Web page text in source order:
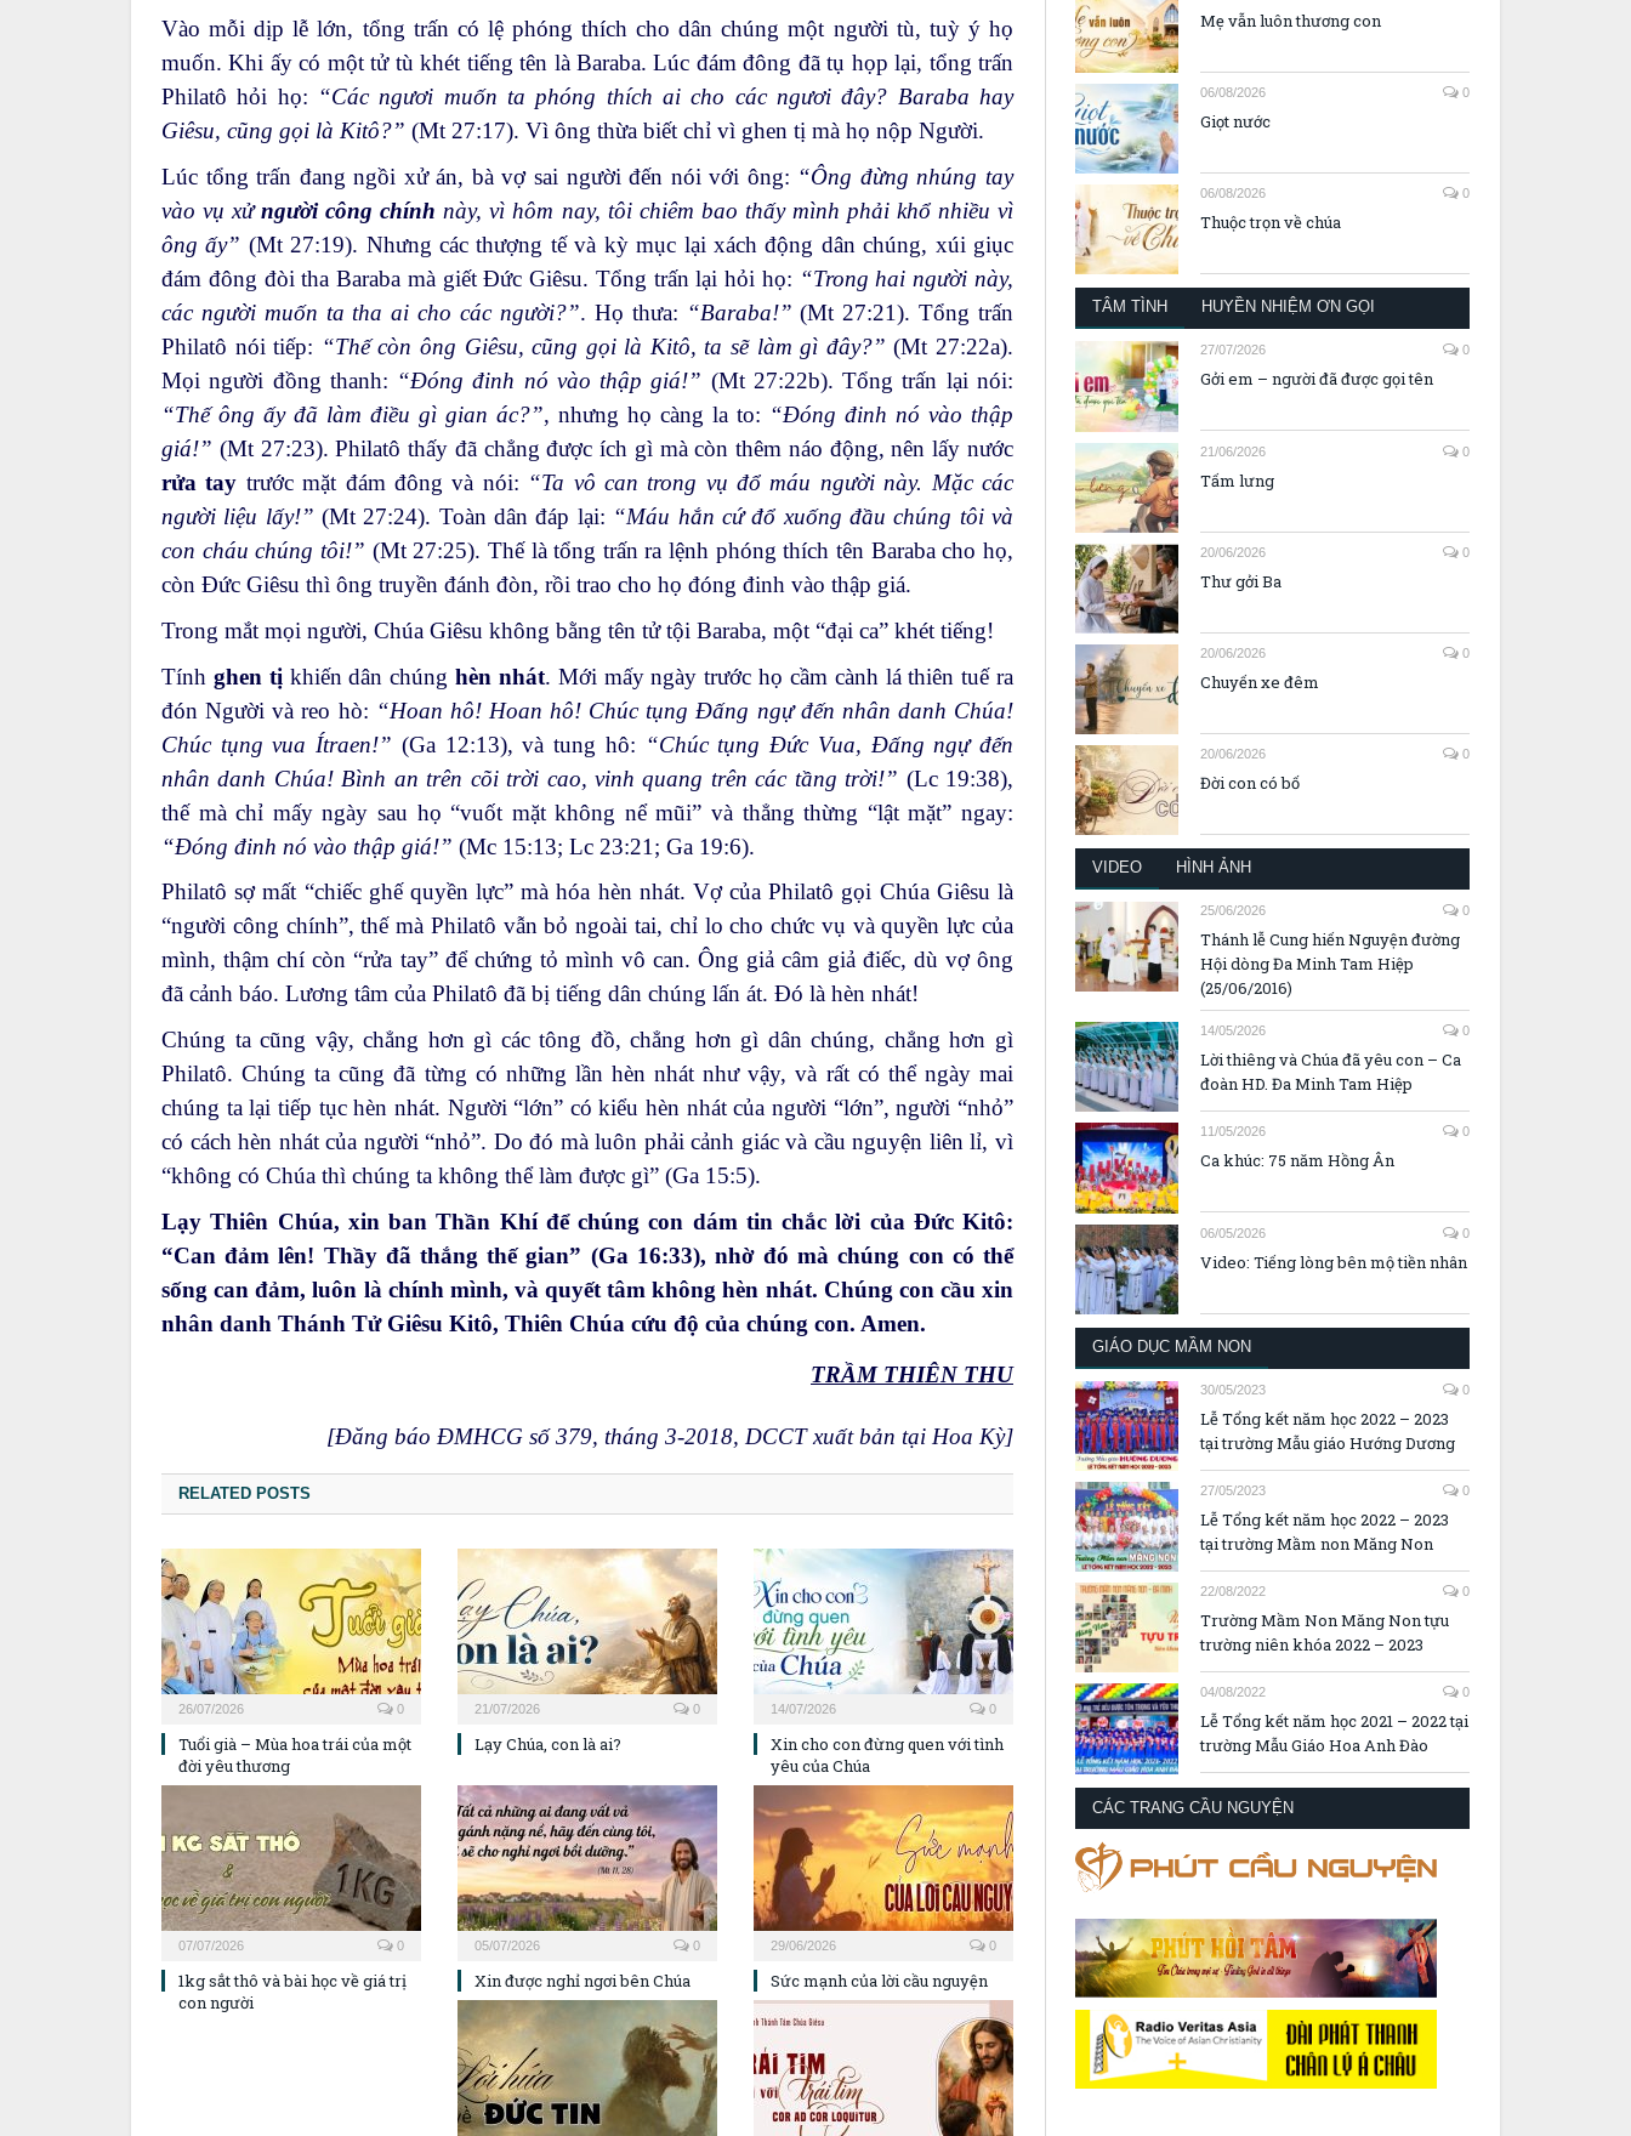
Vào mỗi dịp lễ lớn, tổng trấn có lệ phóng thích cho dân chúng một người tù, tuỳ ý họ
muốn. Khi ấy có một tử tù khét tiếng tên là Baraba. Lúc đám đông đã tụ họp lại, tổng trấn
Philatô hỏi họ: “Các ngươi muốn ta phóng thích ai cho các ngươi đây? Baraba hay
Giêsu, cũng gọi là Kitô?” (Mt 27:17). Vì ông thừa biết chỉ vì ghen tị mà họ nộp Người.
Lúc tổng trấn đang ngồi xử án, bà vợ sai người đến nói với ông: “Ông đừng nhúng tay
vào vụ xửngười công chính này, vì hôm nay, tôi chiêm bao thấy mình phải khổ nhiều vì
ông ấy” (Mt 27:19). Nhưng các thượng tế và kỳ mục lại xách động dân chúng, xúi giục
đám đông đòi tha Baraba mà giết Đức Giêsu. Tổng trấn lại hỏi họ: “Trong hai người này,
các người muốn ta tha ai cho các người?”. Họ thưa: “Baraba!”(Mt 27:21). Tổng trấn
Philatô nói tiếp: “Thế còn ông Giêsu, cũng gọi là Kitô, ta sẽ làm gì đây?”(Mt 27:22a).
Mọi người đồng thanh: “Đóng đinh nó vào thập giá!” (Mt 27:22b). Tổng trấn lại nói:
“Thế ông ấy đã làm điều gì gian ác?”, nhưng họ càng la to: “Đóng đinh nó vào thập
giá!” (Mt 27:23). Philatô thấy đã chẳng được ích gì mà còn thêm náo động, nên lấy nước
rửa tay trước mặt đám đông và nói: “Ta vô can trong vụ đổ máu người này. Mặc các
người liệu lấy!”(Mt 27:24). Toàn dân đáp lại: “Máu hắn cứ đổ xuống đầu chúng tôi và
con cháu chúng tôi!” (Mt 27:25). Thế là tổng trấn ra lệnh phóng thích tên Baraba cho họ,
còn Đức Giêsu thì ông truyền đánh đòn, rồi trao cho họ đóng đinh vào thập giá.
Trong mắt mọi người, Chúa Giêsu không bằng tên tử tội Baraba, một “đại ca” khét tiếng!
Tính ghen tị khiến dân chúnghèn nhát. Mới mấy ngày trước họ cầm cành lá thiên tuế ra
đón Người và reo hò: “Hoan hô! Hoan hô! Chúc tụng Đấng ngự đến nhân danh Chúa!
Chúc tụng vua Ítraen!” (Ga 12:13), và tung hô: “Chúc tụng Đức Vua, Đấng ngự đến
nhân danh Chúa! Bình an trên cõi trời cao, vinh quang trên các tầng trời!” (Lc 19:38),
thế mà chỉ mấy ngày sau họ “vuốt mặt không nể mũi” và thẳng thừng “lật mặt” ngay:
“Đóng đinh nó vào thập giá!” (Mc 15:13; Lc 23:21; Ga 19:6).
Philatô sợ mất “chiếc ghế quyền lực” mà hóa hèn nhát. Vợ của Philatô gọi Chúa Giêsu là
“người công chính”, thế mà Philatô vẫn bỏ ngoài tai, chỉ lo cho chức vụ và quyền lực của
mình, thậm chí còn “rửa tay” để chứng tỏ mình vô can. Ông giả câm giả điếc, dù vợ ông
đã cảnh báo. Lương tâm của Philatô đã bị tiếng dân chúng lấn át. Đó là hèn nhát!
Chúng ta cũng vậy, chẳng hơn gì các tông đồ, chẳng hơn gì dân chúng, chẳng hơn gì
Philatô. Chúng ta cũng đã từng có những lần hèn nhát như vậy, và rất có thể ngày mai
chúng ta lại tiếp tục hèn nhát. Người “lớn” có kiểu hèn nhát của người “lớn”, người “nhỏ”
có cách hèn nhát của người “nhỏ”. Do đó mà luôn phải cảnh giác và cầu nguyện liên lỉ, vì
“không có Chúa thì chúng ta không thể làm được gì” (Ga 15:5).
Lạy Thiên Chúa, xin ban Thần Khí để chúng con dám tin chắc lời của Đức Kitô:
“Can đảm lên! Thầy đã thắng thế gian” (Ga 16:33), nhờ đó mà chúng con có thể
sống can đảm, luôn là chính mình, và quyết tâm không hèn nhát. Chúng con cầu xin
nhân danh Thánh Tử Giêsu Kitô, Thiên Chúa cứu độ của chúng con. Amen.
TRẦM THIÊN THU
[Đăng báo ĐMHCG số 379, tháng 3-2018, DCCT xuất bản tại Hoa Kỳ]
RELATED POSTS
26/07/2026 0
Tuổi già – Mùa hoa trái của một
đời yêu thương
21/07/2026 0
Lạy Chúa, con là ai?
14/07/2026 0
Xin cho con đừng quen với tình
yêu của Chúa
07/07/2026 0
1kg sắt thô và bài học về giá trị
con người
05/07/2026 0
Xin được nghỉ ngơi bên Chúa
29/06/2026 0
Sức mạnh của lời cầu nguyện
Mẹ vẫn luôn thương con
06/08/2026 0
Giọt nước
06/08/2026 0
Thuộc trọn về chúa
TÂM TÌNH HUYỀN NHIỆM ƠN GỌI
27/07/2026 0
Gởi em – người đã được gọi tên
21/06/2026 0
Tấm lưng
20/06/2026 0
Thư gởi Ba
20/06/2026 0
Chuyến xe đêm
20/06/2026 0
Đời con có bố
VIDEO HÌNH ẢNH
25/06/2026 0
Thánh lễ Cung hiến Nguyện đường
Hội dòng Đa Minh Tam Hiệp
(25/06/2016)
14/05/2026 0
Lời thiêng và Chúa đã yêu con – Ca
đoàn HD. Đa Minh Tam Hiệp
11/05/2026 0
Ca khúc: 75 năm Hồng Ân
06/05/2026 0
Video: Tiếng lòng bên mộ tiền nhân
GIÁO DỤC MẦM NON
30/05/2023 0
Lễ Tổng kết năm học 2022 – 2023
tại trường Mẫu giáo Hướng Dương
27/05/2023 0
Lễ Tổng kết năm học 2022 – 2023
tại trường Mầm non Măng Non
22/08/2022 0
Trường Mầm Non Măng Non tựu
trường niên khóa 2022 – 2023
04/08/2022 0
Lễ Tổng kết năm học 2021 – 2022 tại
trường Mẫu Giáo Hoa Anh Đào
CÁC TRANG CẦU NGUYỆN